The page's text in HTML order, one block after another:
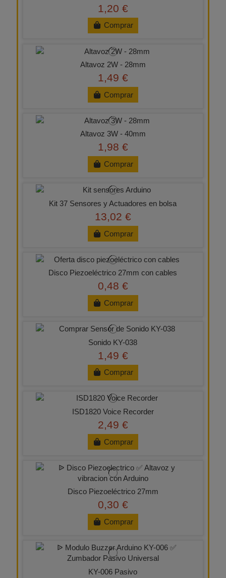
1,20 €
Comprar
Altavoz 2W - 28mm
1,49 €
Comprar
Altavoz 3W - 40mm
1,98 €
Comprar
Kit 37 Sensores y Actuadores en bolsa
13,02 €
Comprar
Disco Piezoeléctrico 27mm con cables
0,48 €
Comprar
Sonido KY-038
1,49 €
Comprar
ISD1820 Voice Recorder
2,49 €
Comprar
Disco Piezoeléctrico 27mm
0,30 €
Comprar
KY-006 Pasivo